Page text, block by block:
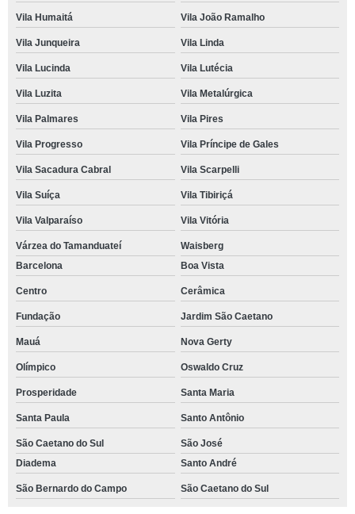
Vila Humaitá Vila João Ramalho
Vila Junqueira Vila Linda
Vila Lucinda Vila Lutécia
Vila Luzita Vila Metalúrgica
Vila Palmares Vila Pires
Vila Progresso Vila Príncipe de Gales
Vila Sacadura Cabral Vila Scarpelli
Vila Suíça Vila Tibiriçá
Vila Valparaíso Vila Vitória
Várzea do Tamanduateí
Waisberg
Barcelona
Boa Vista
Centro Cerâmica
Fundação Jardim São Caetano
Mauá Nova Gerty
Olímpico Oswaldo Cruz
Prosperidade Santa Maria
Santa Paula Santo Antônio
São Caetano do Sul
São José
Diadema
Santo André
São Bernardo do Campo São Caetano do Sul